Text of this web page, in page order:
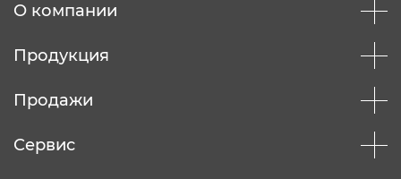
О компании
Продукция
Продажи
Сервис